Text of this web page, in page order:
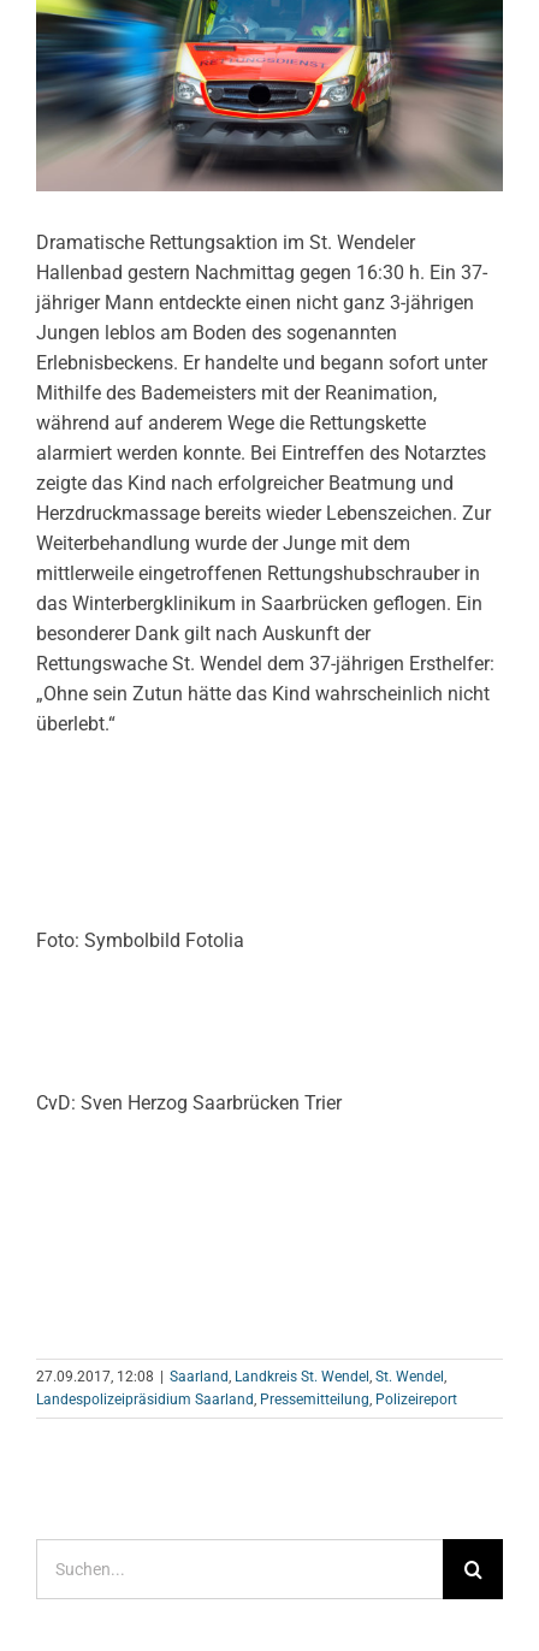
Dramatische Rettungsaktion im St. Wendeler
Hallenbad gestern Nachmittag gegen 16:30 h. Ein 37-
jähriger Mann entdeckte einen nicht ganz 3-jährigen
Jungen leblos am Boden des sogenannten
Erlebnisbeckens. Er handelte und begann sofort unter
Mithilfe des Bademeisters mit der Reanimation,
während auf anderem Wege die Rettungskette
alarmiert werden konnte. Bei Eintreffen des Notarztes
zeigte das Kind nach erfolgreicher Beatmung und
Herzdruckmassage bereits wieder Lebenszeichen. Zur
Weiterbehandlung wurde der Junge mit dem
mittlerweile eingetroffenen Rettungshubschrauber in
das Winterbergklinikum in Saarbrücken geflogen. Ein
besonderer Dank gilt nach Auskunft der
Rettungswache St. Wendel dem 37-jährigen Ersthelfer:
„Ohne sein Zutun hätte das Kind wahrscheinlich nicht
überlebt.“
Foto: Symbolbild Fotolia
CvD: Sven Herzog Saarbrücken Trier
27.09.2017, 12:08 | Saarland, Landkreis St. Wendel, St. Wendel,
Landespolizeipräsidium Saarland, Pressemitteilung, Polizeireport
nach: